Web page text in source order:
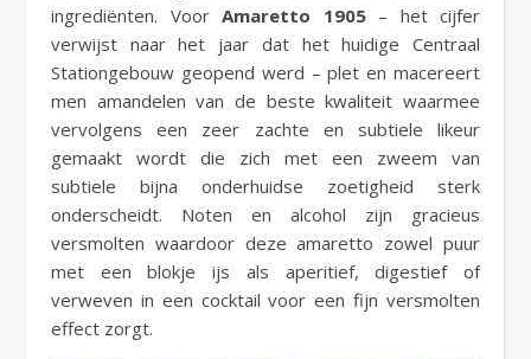
ingrediënten. Voor Amaretto 1905– het cijfer
verwijst naar het jaar dat het huidige Centraal
Stationgebouw geopend werd – plet en macereert
men amandelen van de beste kwaliteit waarmee
vervolgens een zeer zachte en subtiele likeur
gemaakt wordt die zich met een zweem van
subtiele bijna onderhuidse zoetigheid sterk
onderscheidt. Noten en alcohol zijn gracieus
versmolten waardoor deze amaretto zowel puur
met een blokje ijs als aperitief, digestief of
verweven in een cocktail voor een fijn versmolten
effect zorgt.